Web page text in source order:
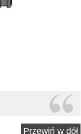
Przewiń w dół